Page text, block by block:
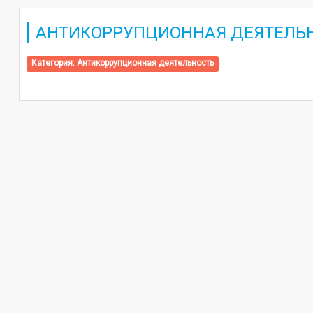
АНТИКОРРУПЦИОННАЯ
Категория:Антикоррупционная деятельность